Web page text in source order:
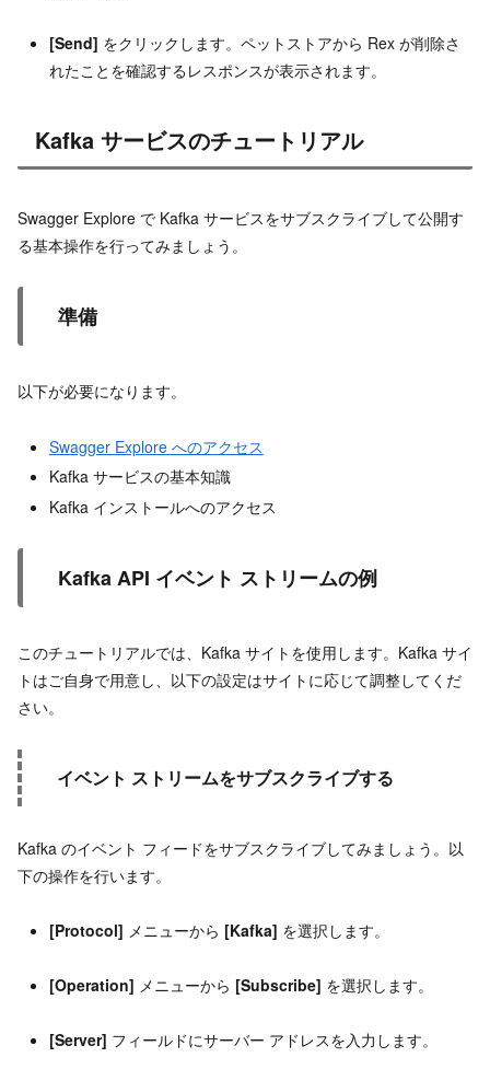
[Send] をクリックします。ペットストアから Rex が削除さ
れたことを確認するレスポンスが表示されます。
Kafka サービスのチュートリアル
Swagger Explore で Kafka サービスをサブスクライブして公開す
る基本操作を行ってみましょう。
準備
以下が必要になります。
Swagger Explore へのアクセス
Kafka サービスの基本知識
Kafka インストールへのアクセス
Kafka API イベント ストリームの例
このチュートリアルでは、Kafka サイトを使用します。Kafka サイ
トはご自身で用意し、以下の設定はサイトに応じて調整してくだ
さい。
イベント ストリームをサブスクライブする
Kafka のイベント フィードをサブスクライブしてみましょう。以
下の操作を行います。
[Protocol] メニューから [Kafka] を選択します。
[Operation] メニューから [Subscribe] を選択します。
[Server] フィールドにサーバー アドレスを入力します。